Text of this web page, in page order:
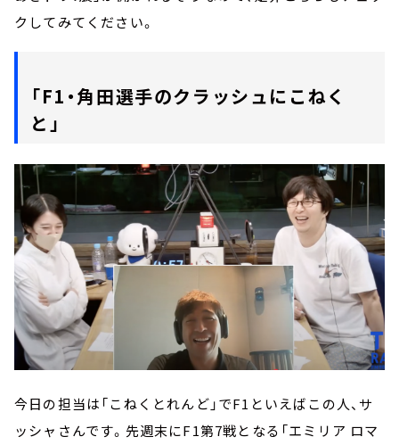
クしてみてください。
「F1・角田選手のクラッシュにこねく
と」
今日の担当は「こねくとれんど」でF1といえばこの人、サ
ッシャさんです。先週末にF1第7戦となる「エミリア ロマ